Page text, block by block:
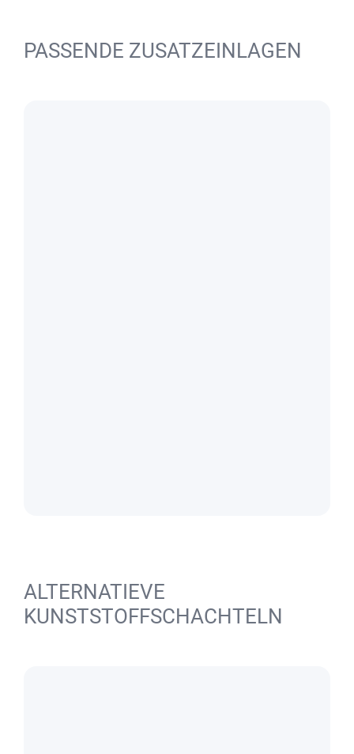
PASSENDE ZUSATZEINLAGEN
ALTERNATIEVE
KUNSTSTOFFSCHACHTELN